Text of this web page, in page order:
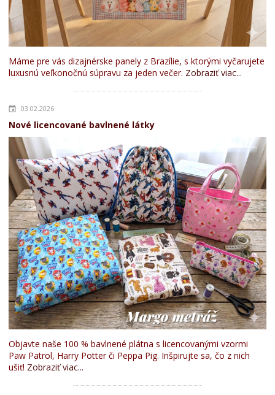
Máme pre vás dizajnérske panely z Brazílie, s ktorými vyčarujete
luxusnú veľkonočnú súpravu za jeden večer. Zobraziť viac...
03.02.2026
Nové licencované bavlnené látky
Objavte naše 100 % bavlnené plátna s licencovanými vzormi
Paw Patrol, Harry Potter či Peppa Pig. Inšpirujte sa, čo z nich
ušiť! Zobraziť viac...